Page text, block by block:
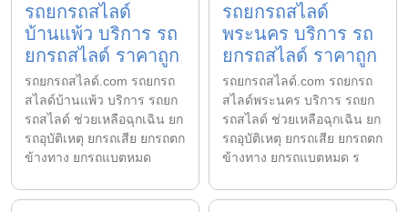
รถยกรถสไลด์
บ้านแพ้ว บริการ รถ
ยกรถสไลด์ ราคาถูก
รถยกรถสไลด์.com รถยกรถ
สไลด์บ้านแพ้ว บริการ รถยก
รถสไลด์ ช่วยเหลือฉุกเฉิน ยก
รถอุบัติเหตุ ยกรถเสีย ยกรถตก
ข้างทาง ยกรถแบตหมด
รถยกรถสไลด์
พระนคร บริการ รถ
ยกรถสไลด์ ราคาถูก
รถยกรถสไลด์.com รถยกรถ
สไลด์พระนคร บริการ รถยก
รถสไลด์ ช่วยเหลือฉุกเฉิน ยก
รถอุบัติเหตุ ยกรถเสีย ยกรถตก
ข้างทาง ยกรถแบตหมด ร